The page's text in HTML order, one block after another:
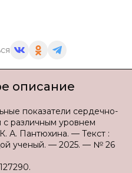
описание
показатели сердечно-
с различным уровнем
А. Пантюхина. — Текст :
ученый. — 2025. — № 26